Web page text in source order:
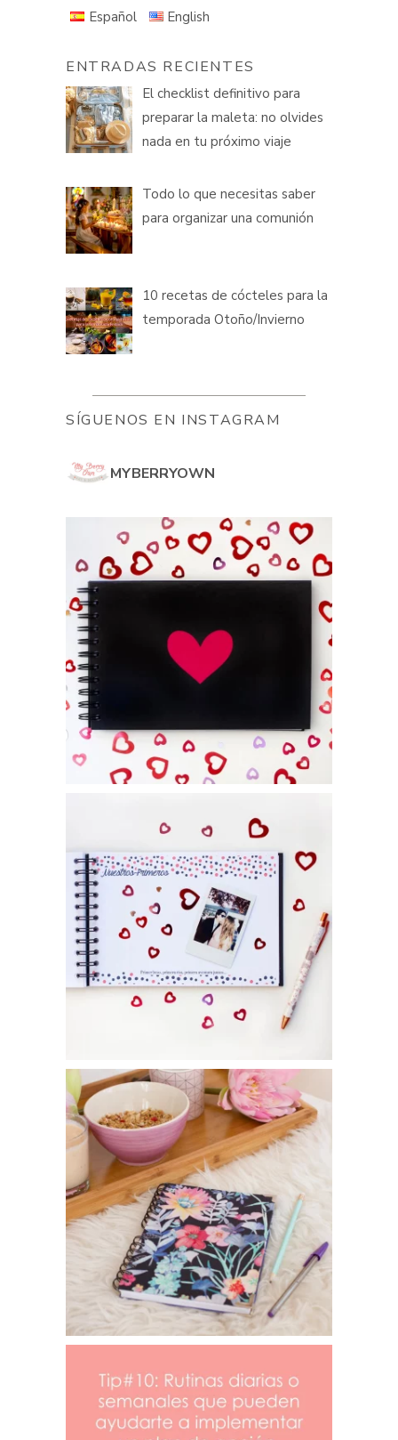
Español English
ENTRADAS RECIENTES
El checklist definitivo para
preparar la maleta: no olvides
nada en tu próximo viaje
Todo lo que necesitas saber
para organizar una comunión
10 recetas de cócteles para la
temporada Otoño/Invierno
SÍGUENOS EN INSTAGRAM
MYBERRYOWN